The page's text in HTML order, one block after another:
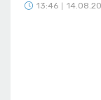
13:46